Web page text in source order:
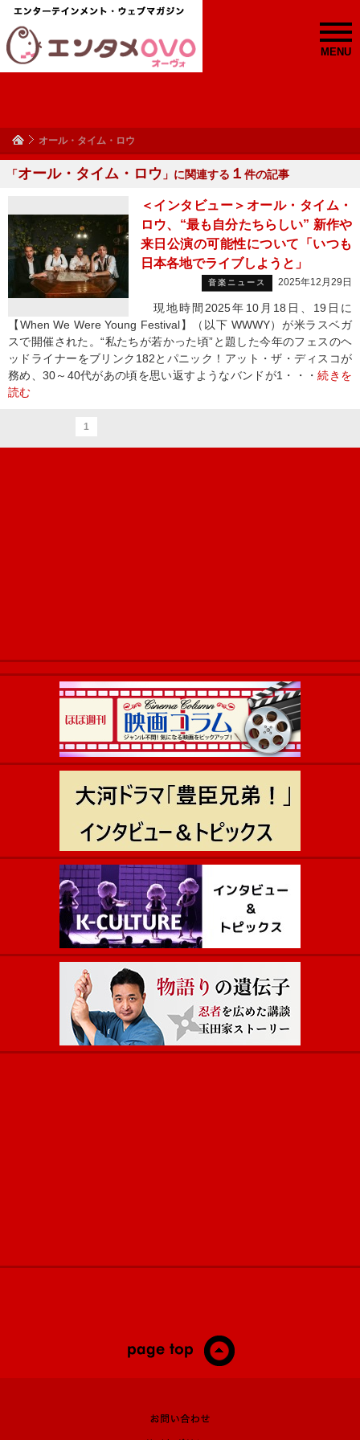
MENU
オール・タイム・ロウ
「オール・タイム・ロウ 」に関連する １ 件の記事
＜インタビュー＞オール・タイム・
ロウ、“最も自分たちらしい” 新作や
来日公演の可能性について「いつも
日本各地でライブしようと」
音楽ニュース 2025年12月29日
現地時間2025年10月18日、19日に
【When We Were Young Festival】（以下 WWWY）が米ラスベガ
スで開催された。“私たちが若かった頃”と題した今年のフェスのヘ
ッドライナーをブリンク182とパニック！アット・ザ・ディスコが
務め、30～40代があの頃を思い返すようなバンドが1・・・続きを
読む
1